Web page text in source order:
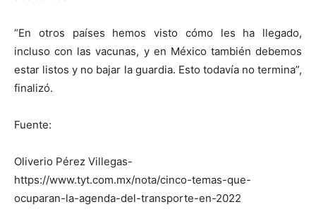
“En otros países hemos visto cómo les ha llegado,
incluso con las vacunas, y en México también debemos
estar listos y no bajar la guardia. Esto todavía no termina”,
finalizó.
Fuente:
Oliverio Pérez Villegas-
https://www.tyt.com.mx/nota/cinco-temas-que-
ocuparan-la-agenda-del-transporte-en-2022